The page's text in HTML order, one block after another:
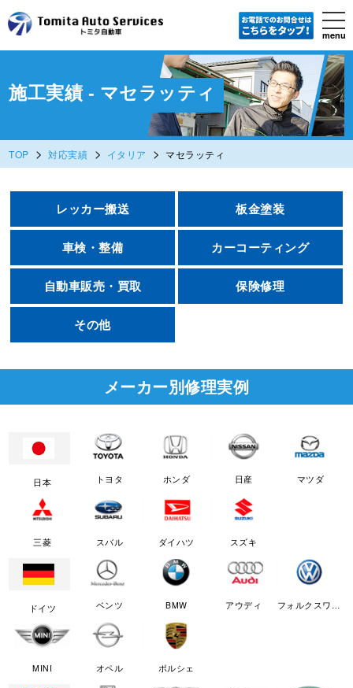
Skip
content
menu
施工実績 - マセラッティ
TOP > 対応実績 > イタリア > マセラッティ
レッカー搬送 板金塗装
車検・整備 カーコーティング
自動車販売・買取 保険修理
その他
メーカー別修理実例
日本 トヨタ ホンダ 日産 マツダ
三菱 スバル ダイハツ スズキ
ドイツ ベンツ BMW アウディ フォルクスワーゲン
MINI オペル ポルシェ